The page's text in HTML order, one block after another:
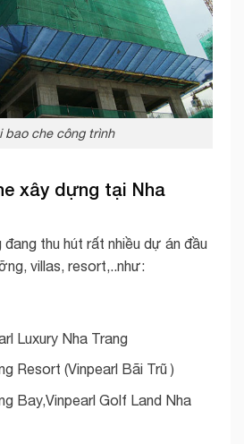
bao che công trình
xây dựng tại Nha
đang thu hút rất nhiều dự án đầu
villas, resort,..như:
Luxury Nha Trang
Resort (Vinpearl Bãi Trũ )
Bay,Vinpearl Golf Land Nha